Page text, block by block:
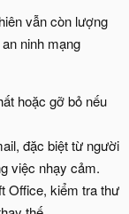
vẫn còn lượng
ninh mạng
hoặc gỡ bỏ nếu
đặc biệt từ người
việc nhạy cảm.
Office, kiểm tra thư